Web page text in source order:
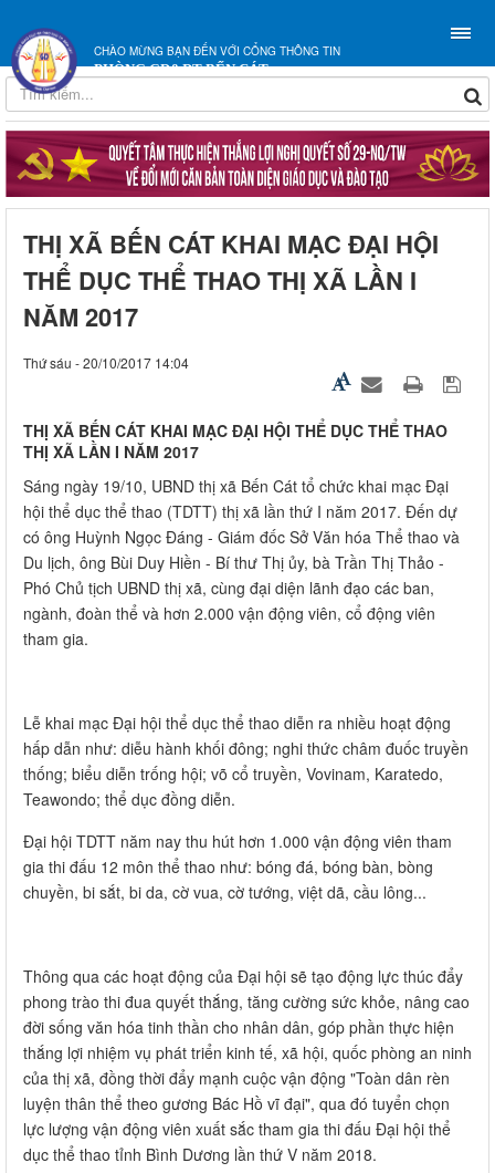
CHÀO MỪNG BẠN ĐẾN VỚI CỔNG THÔNG TIN
PHÒNG GD&ĐT BẾN CÁT
THỊ XÃ BẾN CÁT KHAI MẠC ĐẠI HỘI
THỂ DỤC THỂ THAO THỊ XÃ LẦN I
NĂM 2017
Thứ sáu - 20/10/2017 14:04
THỊ XÃ BẾN CÁT KHAI MẠC ĐẠI HỘI THỂ DỤC THỂ THAO
THỊ XÃ LẦN I NĂM 2017
Sáng ngày 19/10, UBND thị xã Bến Cát tổ chức khai mạc Đại
hội thể dục thể thao (TDTT) thị xã lần thứ I năm 2017. Đến dự
có ông Huỳnh Ngọc Đáng - Giám đốc Sở Văn hóa Thể thao và
Du lịch, ông Bùi Duy Hiền - Bí thư Thị ủy, bà Trần Thị Thảo -
Phó Chủ tịch UBND thị xã, cùng đại diện lãnh đạo các ban,
ngành, đoàn thể và hơn 2.000 vận động viên, cổ động viên
tham gia.
Lễ khai mạc Đại hội thể dục thể thao diễn ra nhiều hoạt động
hấp dẫn như: diễu hành khối đông; nghi thức châm đuốc truyền
thống; biểu diễn trống hội; võ cổ truyền, Vovinam, Karatedo,
Teawondo; thể dục đồng diễn.
Đại hội TDTT năm nay thu hút hơn 1.000 vận động viên tham
gia thi đấu 12 môn thể thao như: bóng đá, bóng bàn, bòng
chuyền, bi sắt, bi da, cờ vua, cờ tướng, việt dã, cầu lông...
Thông qua các hoạt động của Đại hội sẽ tạo động lực thúc đẩy
phong trào thi đua quyết thắng, tăng cường sức khỏe, nâng cao
đời sống văn hóa tinh thần cho nhân dân, góp phần thực hiện
thắng lợi nhiệm vụ phát triển kinh tế, xã hội, quốc phòng an ninh
của thị xã, đồng thời đẩy mạnh cuộc vận động "Toàn dân rèn
luyện thân thể theo gương Bác Hồ vĩ đại", qua đó tuyển chọn
lực lượng vận động viên xuất sắc tham gia thi đấu Đại hội thể
dục thể thao tỉnh Bình Dương lần thứ V năm 2018.